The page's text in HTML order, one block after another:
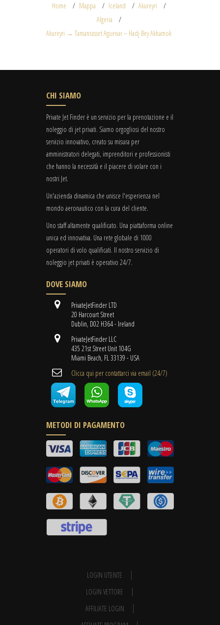
Home Mappa Iceland
Akureyri
Algeria
Akureyri → Tamanrasset Aguenar – Hadj Bey Akhamok
CHI SIAMO
Private Jet Finder è un servizio per la prenotazione e il
noleggio di jet privati. Siamo orgogliosi del nostro
servizio innovativo, creato su misura per
amministratori delegati, imprenditori e professionisti
che hanno la necessità e il piacere di volare con i
nostri Jet.
Un'azienda dinamica che unisce l'esperienza nel
mondo aeronautico con la cura del cliente.
Uno staff altamente qualificato. Una piattaforma online
unica ed innovativa. Una rete globale di 1000
operatori di volo qualificati. Il nostro servizio di
noleggio jet privati è operativo 24/7.
DOVE SIAMO
PrivateJetFinder LTD
20 Harcourt Street
Dublin, D02 H364 - Ireland
PrivateJetFinder LLC
435 21st Street Unit 104G
Miami Beach, FL 33139 - USA
Clicca qui per contattarci via email (24/7)
METODI DI PAGAMENTO
LOGIN UTENTE
LOGIN VETTORE
AFFILIATE LOGIN